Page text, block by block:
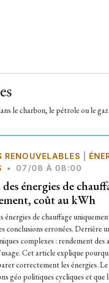
le charbon, le pétrole ou le
RENOUVELABLES
• 07/08 À 08:00
énergies de
coût au kWh
énergies de chauffage
conclusions erronées. Derrière
complexes : rendement
Cet article explique
correctement les énergies.
géo politiques cycliques et